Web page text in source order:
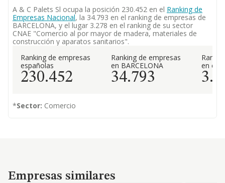
A & C Palets Sl ocupa la posición 230.452 en el Ranking de
Empresas Nacional, la 34.793 en el ranking de empresas de
BARCELONA, y el lugar 3.278 en el ranking de su sector
CNAE "Comercio al por mayor de madera, materiales de
construcción y aparatos sanitarios".
Ranking de empresas
españolas
230.452
Ranking de empresas
en BARCELONA
34.793
en el
*Sector: Comercio
Empresas similares
Empresas similares